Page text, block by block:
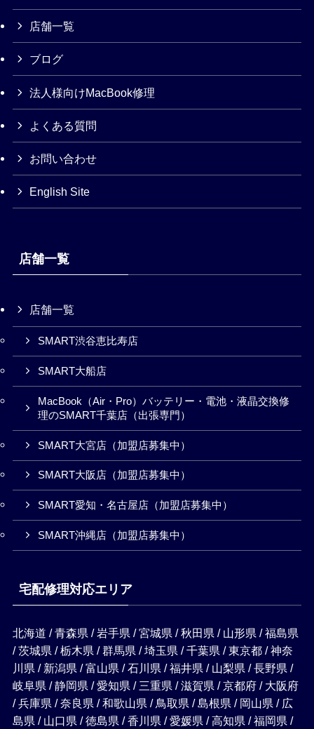
店舗一覧
ブログ
法人様向けMacBook修理
よくある質問
お問い合わせ
English Site
店舗一覧
店舗一覧
SMART渋谷恵比寿店
SMART大船店
MacBook（Air・Pro）バッテリー・電池・液晶交換修
理のSMART千葉店（出張専門）
SMART大宮店（加盟店募集中）
SMART大阪店（加盟店募集中）
SMART愛知・名古屋店（加盟店募集中）
SMART沖縄店（加盟店募集中）
宅配修理対応エリア
北海道 / 青森県 / 岩手県 / 宮城県 / 秋田県 / 山形県 / 福島県
/ 茨城県 / 栃木県 / 群馬県 / 埼玉県 / 千葉県 / 東京都 / 神奈
川県 / 新潟県 / 富山県 / 石川県 / 福井県 / 山梨県 / 長野県 /
岐阜県 / 静岡県 / 愛知県 / 三重県 / 滋賀県 / 京都府 / 大阪府
/ 兵庫県 / 奈良県 / 和歌山県 / 鳥取県 / 島根県 / 岡山県 / 広
島県 / 山口県 / 徳島県 / 香川県 / 愛媛県 / 高知県 / 福岡県 /